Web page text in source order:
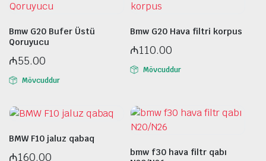
Bmw G20 Bufer Üstü
Qoruyucu
₼55.00
Mövcuddur
Bmw G20 Hava filtri korpus
₼110.00
Mövcuddur
BMW F10 jaluz qabaq
₼160.00
bmw f30 hava filtr qabı